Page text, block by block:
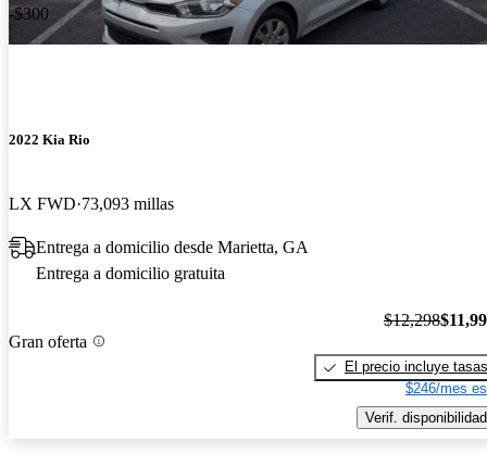
-$300
2022 Kia Rio
LX FWD 73,093 millas
Entrega a domicilio desde Marietta, GA
Entrega a domicilio gratuita
Gran oferta
$12,298
El precio incluye tasas
$246/mes
Verif. disponibilidad